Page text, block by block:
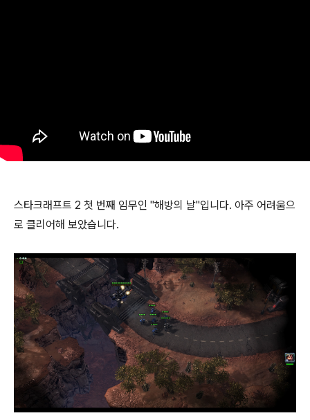
스타크래프트 2 첫 번째 임무인 "해방의 날"입니다. 아주 어려움으
로 클리어해 보았습니다.